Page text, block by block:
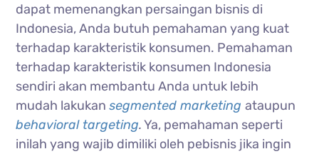
dapat memenangkan persaingan bisnis di
Indonesia, Anda butuh pemahaman yang kuat
terhadap karakteristik konsumen. Pemahaman
terhadap karakteristik konsumen Indonesia
sendiri akan membantu Anda untuk lebih
mudah lakukansegmented marketingataupun
behavioral targeting.Ya, pemahaman seperti
inilah yang wajib dimiliki oleh pebisnis jika ingin